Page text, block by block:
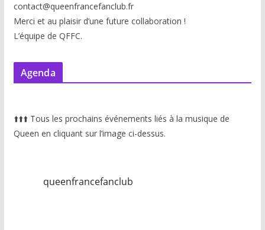
contact@queenfrancefanclub.fr
Merci et au plaisir d’une future collaboration !
L’équipe de QFFC.
Agenda
⬆️⬆️⬆️ Tous les prochains événements liés à la musique de
Queen en cliquant sur l’image ci-dessus.
queenfrancefanclub